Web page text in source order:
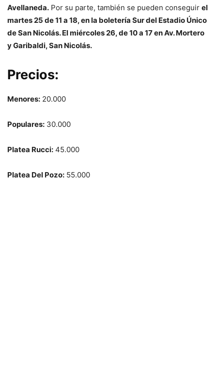
Avellaneda. Por su parte, también se pueden conseguir el
martes 25 de 11 a 18, en la boletería Sur del Estadio Único
de San Nicolás. El miércoles 26, de 10 a 17 en Av. Mortero
y Garibaldi, San Nicolás.
Precios:
Menores: 20.000
Populares: 30.000
Platea Rucci: 45.000
Platea Del Pozo: 55.000